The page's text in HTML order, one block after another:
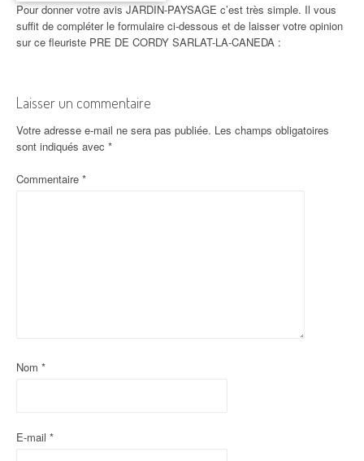
Pour donner votre avis JARDIN-PAYSAGE c’est très simple. Il vous
suffit de compléter le formulaire ci-dessous et de laisser votre opinion
sur ce fleuriste PRE DE CORDY SARLAT-LA-CANEDA :
Laisser un commentaire
Votre adresse e-mail ne sera pas publiée. Les champs obligatoires
sont indiqués avec *
Commentaire *
Nom *
E-mail *